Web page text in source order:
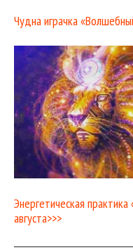
Чудна играчка
Энергетическая
августа>>>